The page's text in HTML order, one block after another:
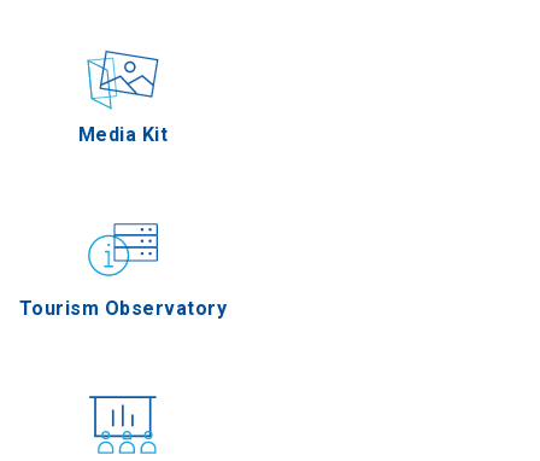
Media Kit
Tourism Observatory